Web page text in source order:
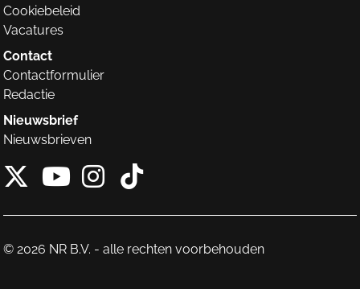
Cookiebeleid
Vacatures
Contact
Contactformulier
Redactie
Nieuwsbrief
Nieuwsbrieven
X van NieuwRechts
Instagram van
Tiktok van
© 2026 NR B.V. - alle rechten voorbehouden